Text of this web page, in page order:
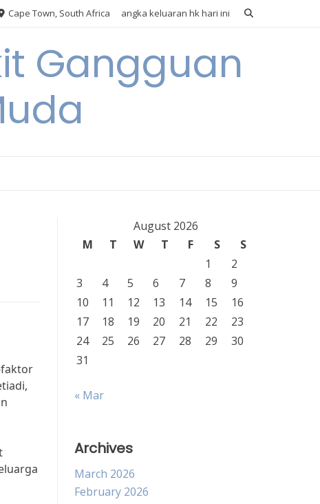
Cape Town, South Africa angka keluaran hk hari ini
Gangguan
faktor
August 2026
M
T W T F S
S
1
2
3
4 5 6 7 8
9
10
11 12 13 14 15
16
17
18 19 20 21 22
23
24
25 26 27 28 29
30
31
« Mar
Archives
March 2026
February 2026